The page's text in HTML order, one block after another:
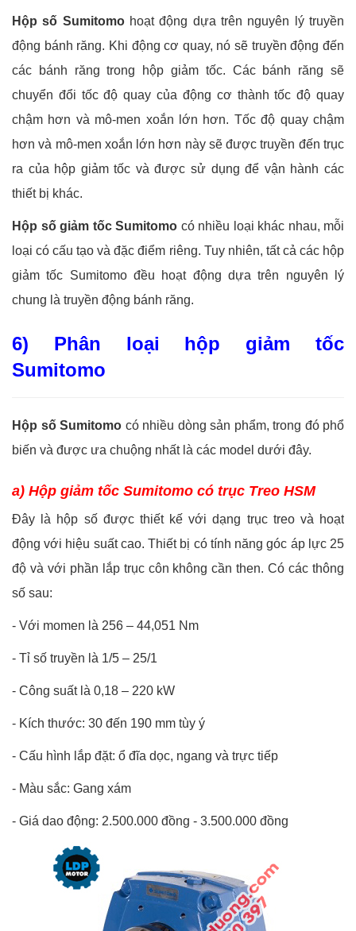
Hộp số Sumitomohoạt động dựa trên nguyên lý truyền
động bánh răng. Khi động cơ quay, nó sẽ truyền động đến
các bánh răng trong hộp giảm tốc. Các bánh răng sẽ
chuyển đổi tốc độ quay của động cơ thành tốc độ quay
chậm hơn và mô-men xoắn lớn hơn. Tốc độ quay chậm
hơn và mô-men xoắn lớn hơn này sẽ được truyền đến trục
ra của hộp giảm tốc và được sử dụng để vận hành các
thiết bị khác.
Hộp số giảm tốc Sumitomo có nhiều loại khác nhau, mỗi
loại có cấu tạo và đặc điểm riêng. Tuy nhiên, tất cả các hộp
giảm tốc Sumitomo đều hoạt động dựa trên nguyên lý
chung là truyền động bánh răng.
6) Phân loại hộp giảm tốc
Sumitomo
Hộp số Sumitomo có nhiều dòng sản phẩm, trong đó phổ
biến và được ưa chuộng nhất là các model dưới đây.
a) Hộp giảm tốc Sumitomo có trục Treo HSM
Đây là hộp số được thiết kế với dạng trục treo và hoạt
động với hiệu suất cao. Thiết bị có tính năng góc áp lực 25
độ và với phần lắp trục côn không cần then. Có các thông
số sau:
- Với momen là 256 – 44,051 Nm
- Tỉ số truyền là 1/5 – 25/1
- Công suất là 0,18 – 220 kW
- Kích thước: 30 đến 190 mm tùy ý
- Cấu hình lắp đặt: ổ đĩa dọc, ngang và trực tiếp
- Màu sắc: Gang xám
- Giá dao động: 2.500.000 đồng - 3.500.000 đồng